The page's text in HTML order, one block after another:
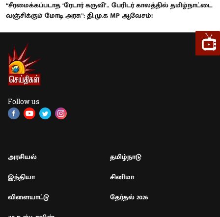
“சீரமைக்கப்படாத ‘ரேடார் கருவி’.. பேரிடர் காலத்தில் தமிழ்நாட்டை
வஞ்சிக்கும் மோடி அரசு”: தி.மு.க MP ஆவேசம்!
Follow us
அரசியல்
தமிழ்நாடு
இந்தியா
சினிமா
விளையாட்டு
தேர்தல் 2026